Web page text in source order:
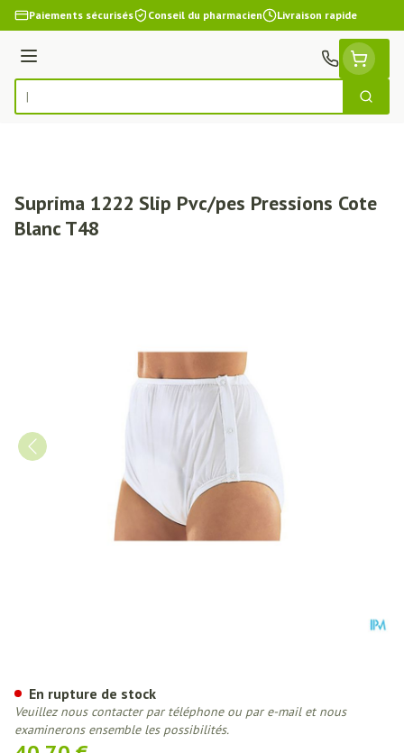
Aller au contenu
Paiements sécurisés Conseil du pharmacien Livraison rapide
Menu
Rechercher
Suprima 1222 Slip Pvc/pes Pressions Cote
Blanc T48
En rupture de stock
Veuillez nous contacter par téléphone ou par e-mail et nous
examinerons ensemble les possibilités.